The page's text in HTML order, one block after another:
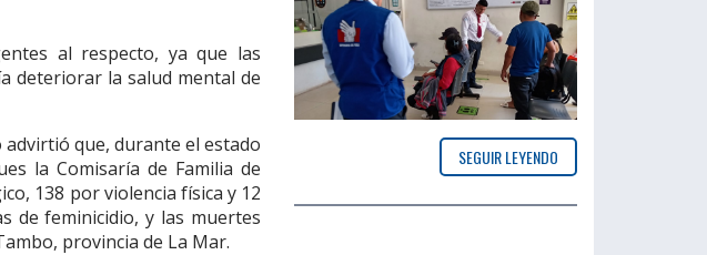
al respecto, ya que las
deteriorar la salud mental de
advirtió que, durante el estado
la Comisaría de Familia de
138 por violencia física y 12
de feminicidio, y las muertes
provincia de La Mar.
SEGUIR LEYENDO